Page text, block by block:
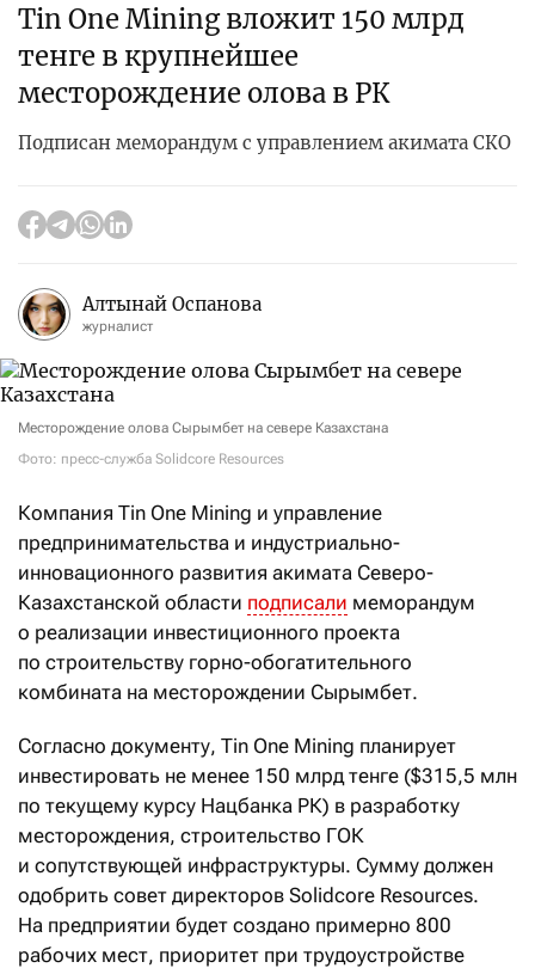
Tin One Mining вложит 150 млрд
тенге в крупнейшее
месторождение олова в РК
Подписан меморандум с управлением акимата СКО
Алтынай Оспанова
журналист
Месторождение олова Сырымбет на севере Казахстана
Фото: пресс-служба Solidcore Resources
Компания Tin One Mining и управление
предпринимательства и индустриально-
инновационного развития акимата Северо-
Казахстанской области подписали меморандум
о реализации инвестиционного проекта
по строительству горно-обогатительного
комбината на месторождении Сырымбет.
Согласно документу, Tin One Mining планирует
инвестировать не менее 150 млрд тенге ($315,5 млн
по текущему курсу Нацбанка РК) в разработку
месторождения, строительство ГОК
и сопутствующей инфраструктуры. Сумму должен
одобрить совет директоров Solidcore Resources.
На предприятии будет создано примерно 800
рабочих мест, приоритет при трудоустройстве